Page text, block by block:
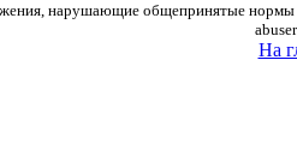
нарушающие общепринятые нормы
На